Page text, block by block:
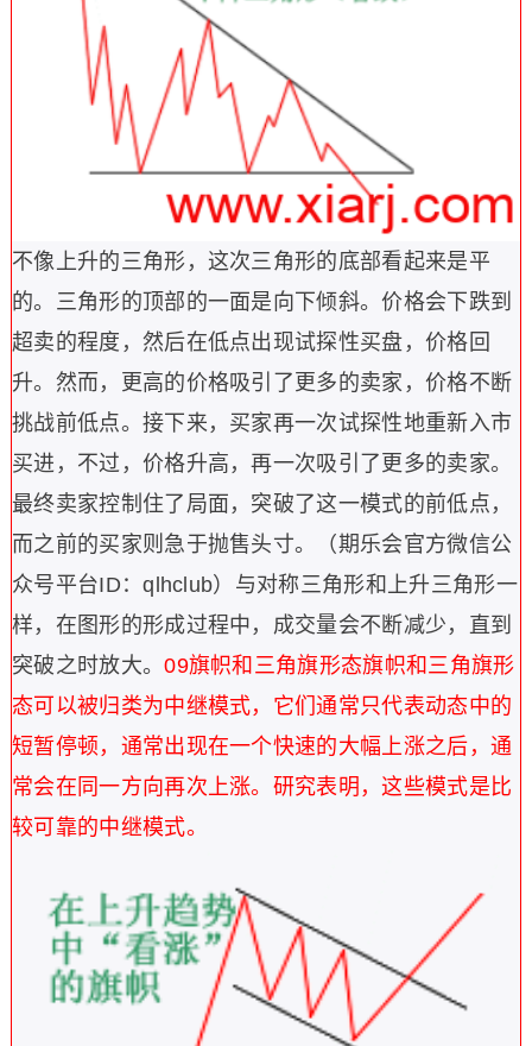
不像上升的三角形，这次三角形的底部看起来是平
的。三角形的顶部的一面是向下倾斜。价格会下跌到
超卖的程度，然后在低点出现试探性买盘，价格回
升。然而，更高的价格吸引了更多的卖家，价格不断
挑战前低点。接下来，买家再一次试探性地重新入市
买进，不过，价格升高，再一次吸引了更多的卖家。
最终卖家控制住了局面，突破了这一模式的前低点，
而之前的买家则急于抛售头寸。（期乐会官方微信公
众号平台ID：qlhclub） 与对称三角形和上升三角形一
样，在图形的形成过程中，成交量会不断减少，直到
突破之时放大。09旗帜和三角旗形态旗帜和三角旗形
态可以被归类为中继模式，它们通常只代表动态中的
短暂停顿，通常出现在一个快速的大幅上涨之后，通
常会在同一方向再次上涨。研究表明，这些模式是比
较可靠的中继模式。